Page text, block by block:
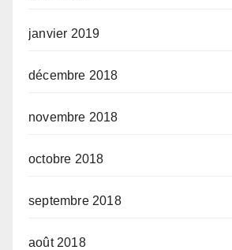
janvier 2019
décembre 2018
novembre 2018
octobre 2018
septembre 2018
août 2018